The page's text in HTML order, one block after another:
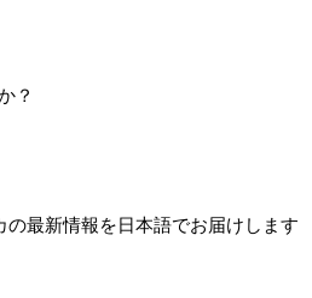
？
の最新情報を日本語でお届けします